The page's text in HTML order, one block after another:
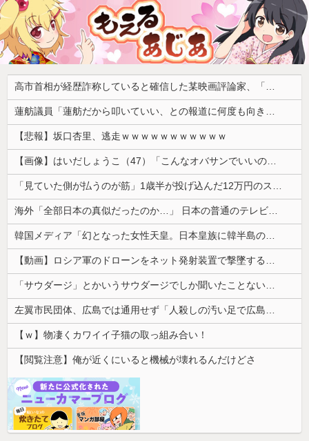
高市首相が経歴詐称していると確信した某映画評論家、「上級公務員試験に合格とは書いてないんですが…」とツッコミを受けまくり……
蓮舫議員「蓮舫だから叩いていい、との報道に何度も向き合ってきました。悔しくても」
【悲報】坂口杏里、逃走ｗｗｗｗｗｗｗｗｗｗｗ
【画像】はいだしょうこ（47）「こんなオバサンでいいの…？」
「見ていた側が払うのが筋」1歳半が投げ込んだ12万円のスマホ、半額提示した母親は冷たい？
海外「全部日本の真似だったのか…」 日本の普通のテレビ番組が最新SNSの数十年先を行っていたと話題に
韓国メディア「幻となった女性天皇。日本皇族に韓半島の男の血が入る可能性がゼロに・・・」
【動画】ロシア軍のドローンをネット発射装置で撃墜するウクライナ。
「サウダージ」とかいうサウダージでしか聞いたことない言葉ｗｗｗｗｗｗｗｗ
左翼市民団体、広島では通用せず「人殺しの汚い足で広島の土を踏むな！」→広島県民「お前らの方が汚いんじゃ！」「ワシらが広島県民じゃ」
【ｗ】物凄くカワイイ子猫の取っ組み合い！
【閲覧注意】俺が近くにいると機械が壊れるんだけどさ